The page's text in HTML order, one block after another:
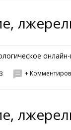
онлайн-
+